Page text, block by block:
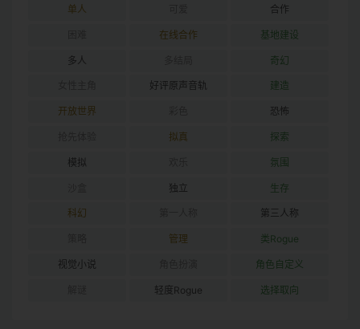
单人 合作
在线合作 基地建设
多人 奇幻
好评原声音轨 建造
开放世界 恐怖
拟真 探索
模拟 氛围
独立 生存
科幻 第三人称
管理 类Rogue
视觉小说 角色自定义
轻度Rogue 选择取向